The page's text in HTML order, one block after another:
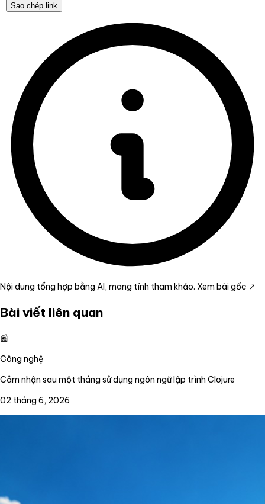
Sao chép link
Nội dung tổng hợp bằng AI, mang tính tham khảo. Xem bài gốc ↗
Bài viết liên quan
📰
Công nghệ
Cảm nhận sau một tháng sử dụng ngôn ngữ lập trình Clojure
02 tháng 6, 2026